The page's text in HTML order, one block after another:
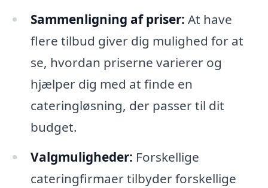
Sammenligning af priser: At have
flere tilbud giver dig mulighed for at
se, hvordan priserne varierer og
hjælper dig med at finde en
cateringløsning, der passer til dit
budget.
Valgmuligheder: Forskellige
cateringfirmaer tilbyder forskellige